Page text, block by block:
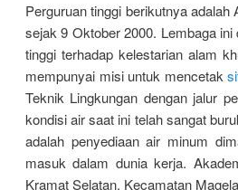
Perguruan tinggi berikutnya
sejak 9 Oktober 2000. Lembaga
tinggi terhadap kelestarian alam
mempunyai misi untuk mencetak
Teknik Lingkungan dengan jalur
kondisi air saat ini telah sangat
adalah penyediaan air minum
masuk dalam dunia kerja.
Kramat Selatan, Kecamatan